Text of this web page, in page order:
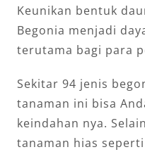
Keunikan bentuk
Begonia menjadi
terutama bagi para
Sekitar 94 jenis
tanaman ini bisa
keindahan nya.
tanaman hias